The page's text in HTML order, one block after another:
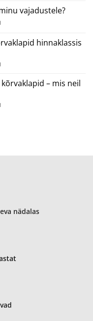
vajadustele?
hinnaklassis
– mis neil
nädalas